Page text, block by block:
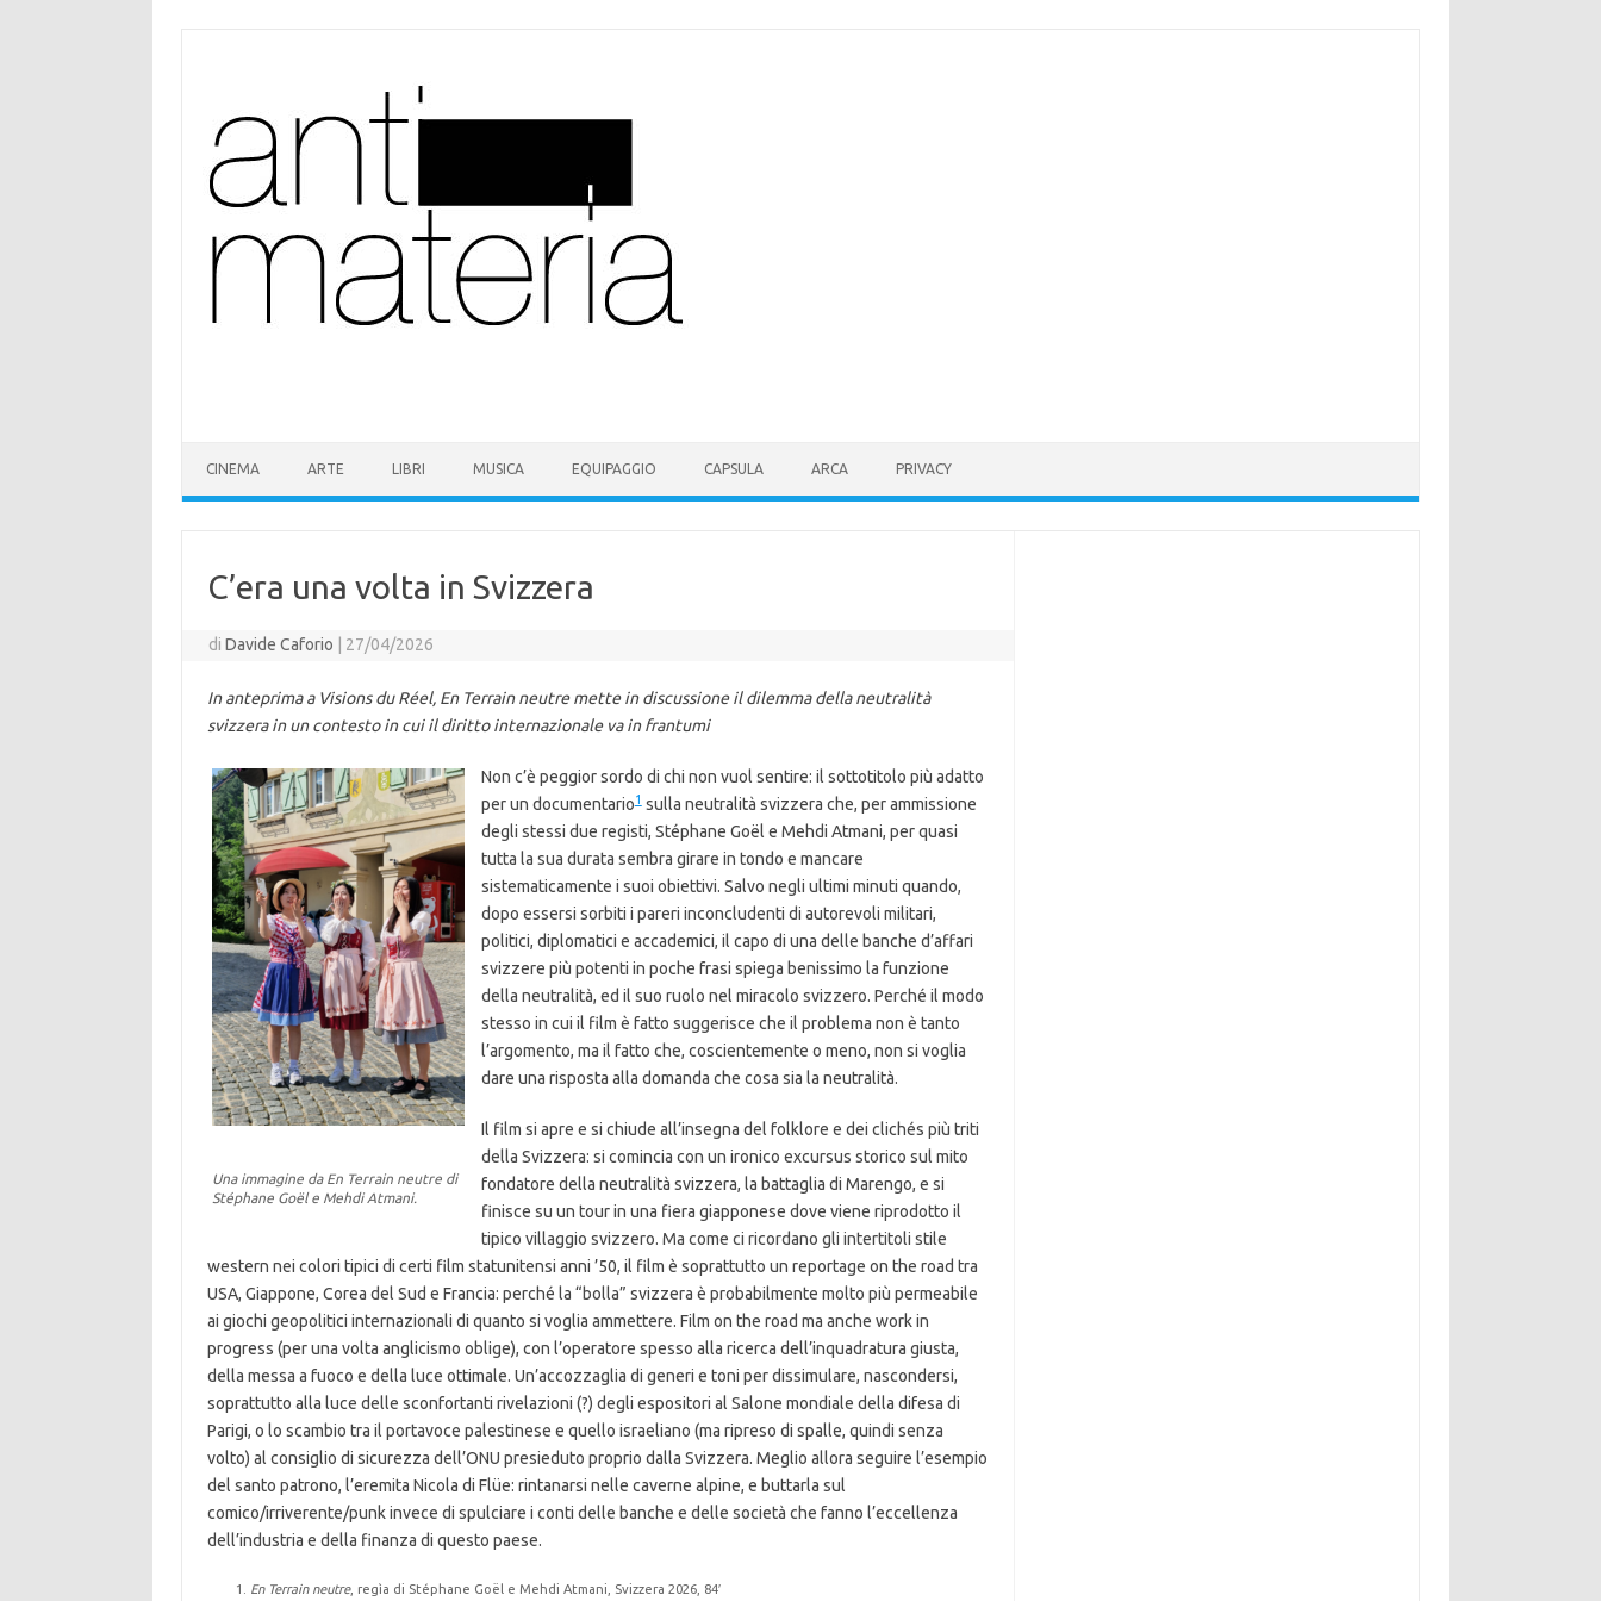
CINEMA ARTE LIBRI MUSICA EQUIPAGGIO CAPSULA ARCA PRIVACY
C’era una volta in Svizzera
diDavide Caforio 27/04/2026
In anteprima a Visions du Réel, En Terrain neutremette in discussione il dilemma della neutralità
svizzera in un contesto in cui il diritto internazionale va in frantumi
Una immagine da En Terrain neutredi
Stéphane Goël e Mehdi Atmani.
Non c’è peggior sordo di chi non vuol sentire: il sottotitolo più adatto
per un documentario1sulla neutralità svizzera che, per ammissione
degli stessi due registi, Stéphane Goël e Mehdi Atmani, per quasi
tutta la sua durata sembra girare in tondo e mancare
sistematicamente i suoi obiettivi. Salvo negli ultimi minuti quando,
dopo essersi sorbiti i pareri inconcludenti di autorevoli militari,
politici, diplomatici e accademici, il capo di una delle banche d’affari
svizzere più potenti in poche frasi spiega benissimo la funzione
della neutralità, ed il suo ruolo nel miracolo svizzero. Perché il modo
stesso in cui il film è fatto suggerisce che il problema non è tanto
l’argomento, ma il fatto che, coscientemente o meno, non si voglia
dare una risposta alla domanda che cosa sia la neutralità.
Il film si apre e si chiude all’insegna del folklore e dei clichés più triti
della Svizzera: si comincia con un ironico excursus storico sul mito
fondatore della neutralità svizzera, la battaglia di Marengo, e si
finisce su un tour in una fiera giapponese dove viene riprodotto il
tipico villaggio svizzero. Ma come ci ricordano gli intertitoli stile
western nei colori tipici di certi film statunitensi anni ’50, il film è soprattutto un reportage on the road tra
USA, Giappone, Corea del Sud e Francia: perché la “bolla” svizzera è probabilmente molto più permeabile
ai giochi geopolitici internazionali di quanto si voglia ammettere. Film on the road ma anche work in
progress (per una volta anglicismo oblige), con l’operatore spesso alla ricerca dell’inquadratura giusta,
della messa a fuoco e della luce ottimale. Un’accozzaglia di generi e toni per dissimulare, nascondersi,
soprattutto alla luce delle sconfortanti rivelazioni (?) degli espositori al Salone mondiale della difesa di
Parigi, o lo scambio tra il portavoce palestinese e quello israeliano (ma ripreso di spalle, quindi senza
volto) al consiglio di sicurezza dell’ONU presieduto proprio dalla Svizzera. Meglio allora seguire l’esempio
del santo patrono, l’eremita Nicola di Flüe: rintanarsi nelle caverne alpine, e buttarla sul
comico/irriverente/punk invece di spulciare i conti delle banche e delle società che fanno l’eccellenza
dell’industria e della finanza di questo paese.
En Terrain neutre, regìa di Stéphane Goël e Mehdi Atmani, Svizzera 2026, 84′